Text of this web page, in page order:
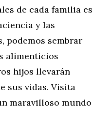
de cada familia es
y las
podemos sembrar
alimenticios
hijos llevarán
sus vidas. Visita
maravilloso mundo